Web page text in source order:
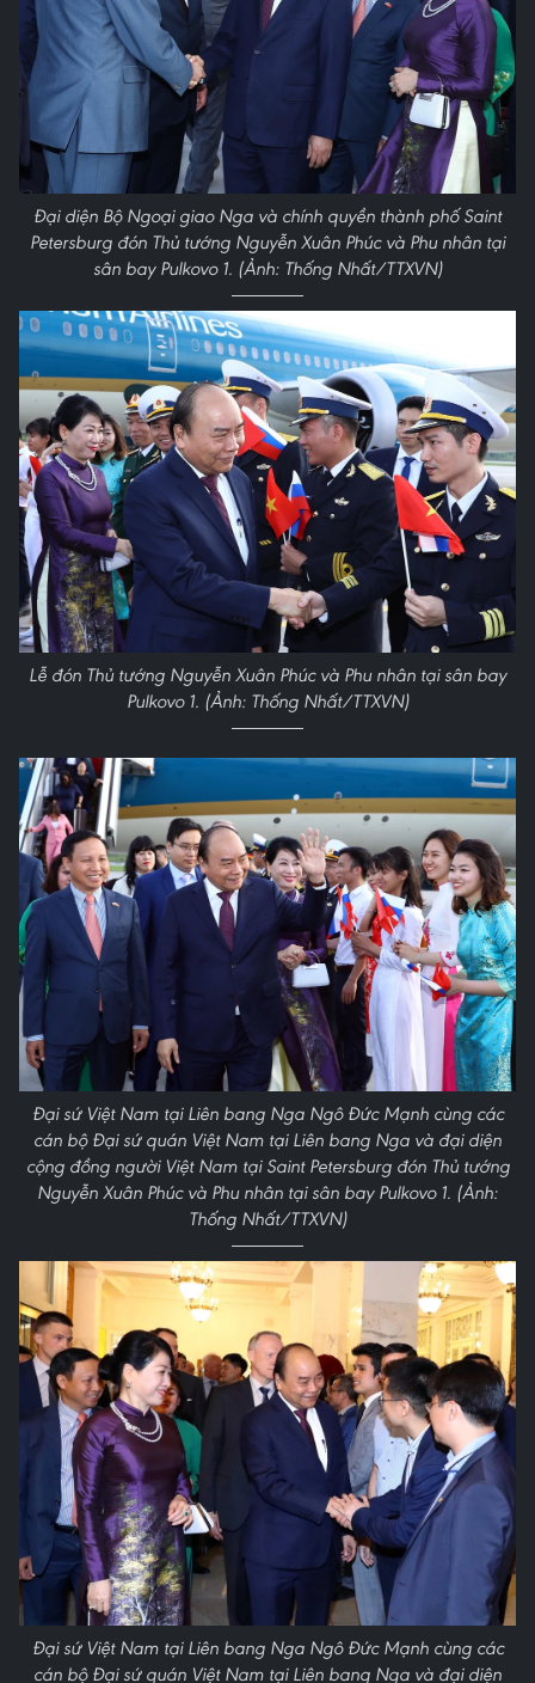
Đại diện Bộ Ngoại giao Nga và chính quyền thành phố Saint
Petersburg đón Thủ tướng Nguyễn Xuân Phúc và Phu nhân tại
sân bay Pulkovo 1. (Ảnh: Thống Nhất/TTXVN)
Lễ đón Thủ tướng Nguyễn Xuân Phúc và Phu nhân tại sân bay
Pulkovo 1. (Ảnh: Thống Nhất/TTXVN)
Đại sứ Việt Nam tại Liên bang Nga Ngô Đức Mạnh cùng các
cán bộ Đại sứ quán Việt Nam tại Liên bang Nga và đại diện
cộng đồng người Việt Nam tại Saint Petersburg đón Thủ tướng
Nguyễn Xuân Phúc và Phu nhân tại sân bay Pulkovo 1. (Ảnh:
Thống Nhất/TTXVN)
Đại sứ Việt Nam tại Liên bang Nga Ngô Đức Mạnh cùng các
cán bộ Đại sứ quán Việt Nam tại Liên bang Nga và đại diện